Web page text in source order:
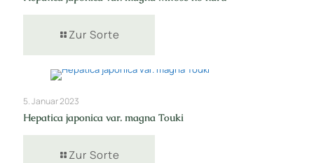
Zur Sorte
5. Januar 2023
Hepatica japonica var. magna Touki
Zur Sorte